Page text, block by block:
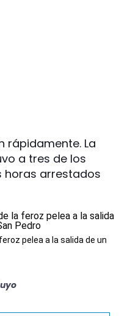
rápidamente. La
a tres de los
horas arrestados
pelea a la salida de un